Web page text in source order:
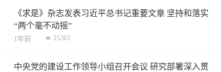
《求是》杂志发表习近平总书记重要文章 坚持和落实
“两个毫不动摇”
1年前 25361
中央党的建设工作领导小组召开会议 研究部署深入贯